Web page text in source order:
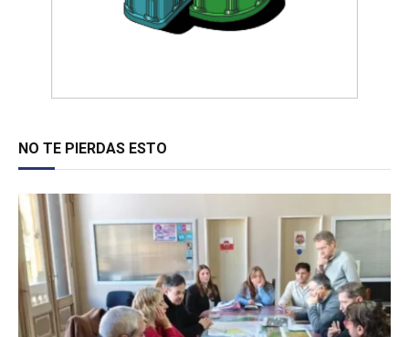
NO TE PIERDAS ESTO